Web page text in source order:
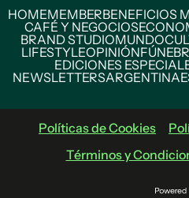
HOMEMEMBERBENEFICIOS
CAFÉ Y NEGOCIOS
BRAND STUDIOMUNDO
LIFESTYLEOPINIÓN
EDICIONES
NEWSLETTERSARGENTINA
Políticas de Cookies
Términos y